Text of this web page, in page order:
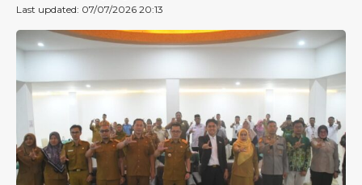
Last updated: 07/07/2026 20:13